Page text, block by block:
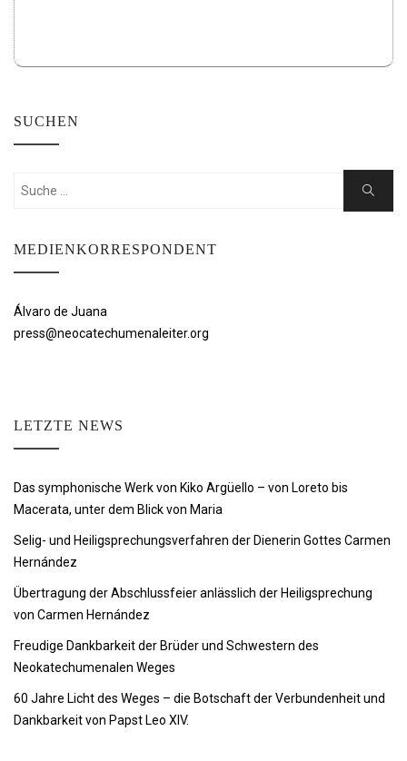
SUCHEN
Suchen
Suche
MEDIENKORRESPONDENT
Álvaro de Juana
press@neocatechumenaleiter.org
LETZTE NEWS
Das symphonische Werk von Kiko Argüello – von Loreto bis
Macerata, unter dem Blick von Maria
Selig- und Heiligsprechungsverfahren der Dienerin Gottes Carmen
Hernández
Übertragung der Abschlussfeier anlässlich der Heiligsprechung
von Carmen Hernández
Freudige Dankbarkeit der Brüder und Schwestern des
Neokatechumenalen Weges
60 Jahre Licht des Weges – die Botschaft der Verbundenheit und
Dankbarkeit von Papst Leo XIV.